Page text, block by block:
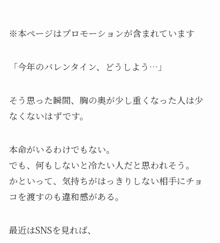
※本ページはプロモーションが含まれています
「今年のバレンタイン、どうしよう…」
そう思った瞬間、胸の奥が少し重くなった人は少
なくないはずです。
本命がいるわけでもない。
でも、何もしないと冷たい人だと思われそう。
かといって、気持ちがはっきりしない相手にチョ
コを渡すのも違和感がある。
最近はSNSを見れば、